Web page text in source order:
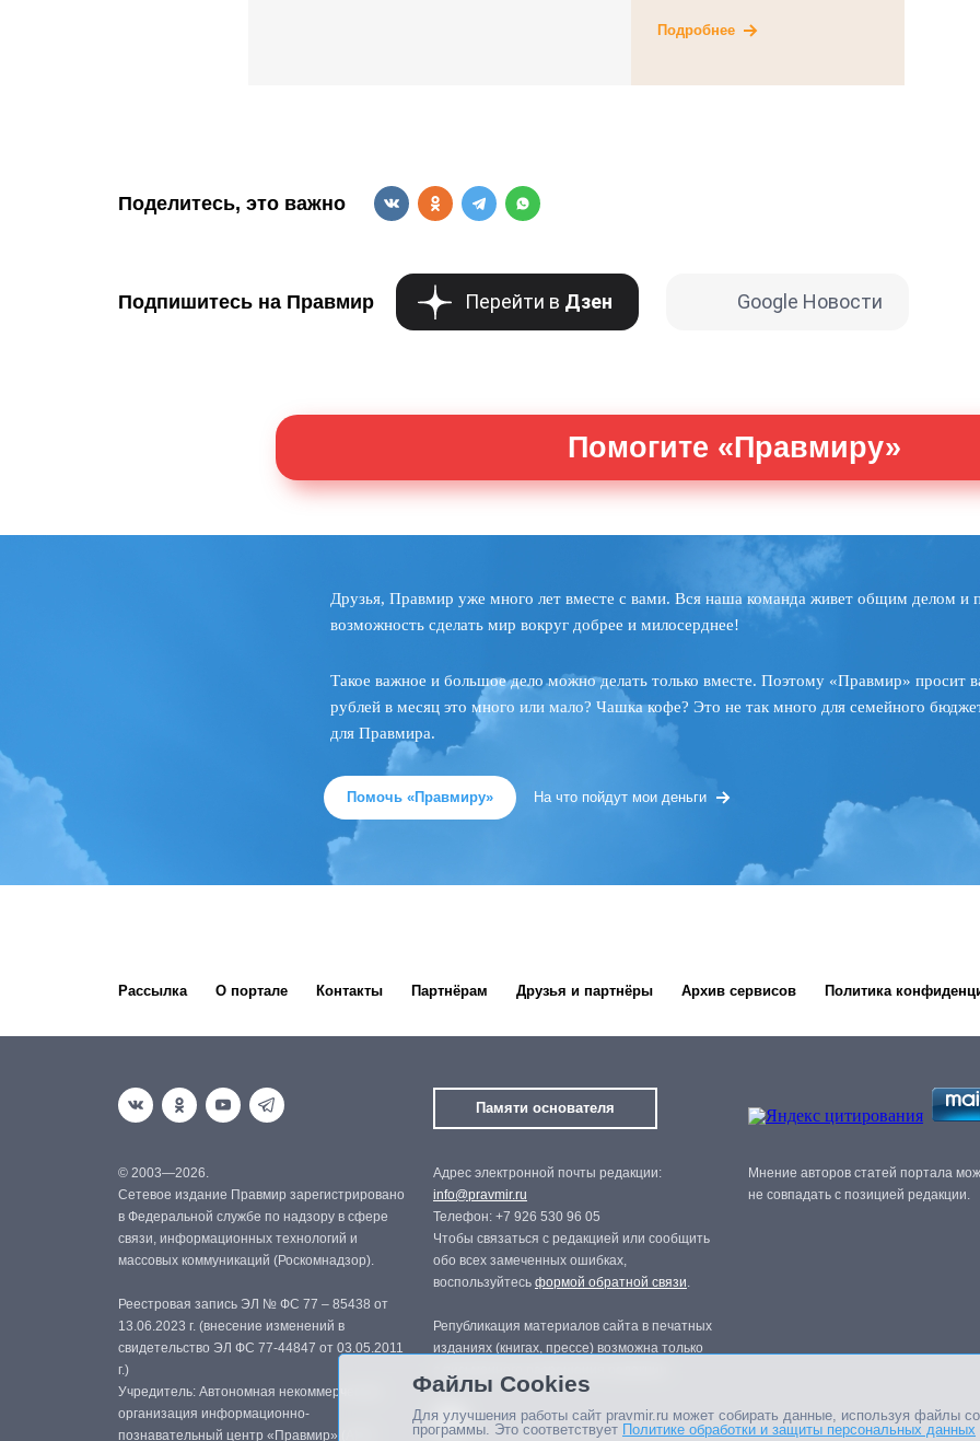
Подробнее
Поделитесь, это важно
Подпишитесь на Правмир Перейти в Дзен Google Новости
Помогите «Правмиру»
Друзья, Правмир уже много лет вместе с вами. Вся наша команда живет общим делом и
возможность сделать мир вокруг добрее и милосерднее!
Такое важное и большое дело можно делать только вместе. Поэтому «Правмир» просит
рублей в месяц это много или мало? Чашка кофе? Это не так много для семейного
для Правмира.
Помочь «Правмиру» На что пойдут мои деньги
Рассылка О портале Контакты Партнёрам Друзья и партнёры Архив сервисов Политика
Памяти основателя
© 2003—2026.
Сетевое издание Правмир зарегистрировано
в Федеральной службе по надзору в сфере
связи, информационных технологий и
массовых коммуникаций (Роскомнадзор).
Реестровая запись ЭЛ № ФС 77 – 85438 от
13.06.2023 г. (внесение изменений в
свидетельство ЭЛ ФС 77-44847 от 03.05.2011
г.)
Учредитель: Автономная некоммерческая
организация информационно-
познавательный центр «Правмир» (АНО
Адрес электронной почты редакции:
info@pravmir.ru
Телефон: +7 926 530 96 05
Чтобы связаться с редакцией или сообщить
обо всех замеченных ошибках,
воспользуйтесь формой обратной связи.
Републикация материалов сайта в печатных
изданиях (книгах, прессе) возможна только
Мнение авторов статей портала
не совпадать с позицией редакции.
Файлы Cookies
Для улучшения работы сайт pravmir.ru может собирать данные, используя файлы
программы. Это соответствует Политике обработки и защиты персональных данных